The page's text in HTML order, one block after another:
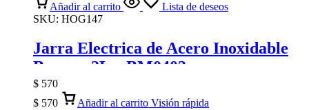
Añadir al carrito
Lista de deseos
SKU: HOG147
Jarra Electrica de Acero Inoxidable
Boma – 2L – BM0403
$ 570
$ 570 Añadir al carrito Visión rápida